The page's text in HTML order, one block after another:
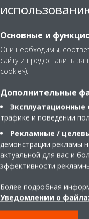
Основные и
Они необходимы,
сайту и предоставить
cookie»).
Дополнительные
трафике и поведении
Рекламные /
демонстрации рекламы
актуальной для вас и
эффективности
Более подробная
Уведомлении о